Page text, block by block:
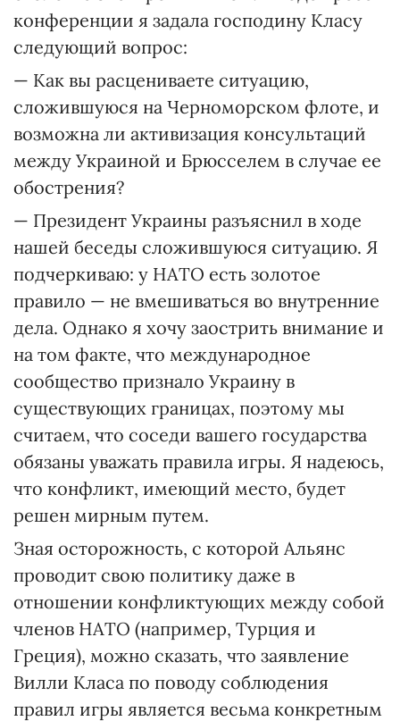
конференции я задала господину Класу
следующий вопрос:
— Как вы расцениваете ситуацию,
сложившуюся на Черноморском флоте, и
возможна ли активизация консультаций
между Украиной и Брюсселем в случае ее
обострения?
— Президент Украины разъяснил в ходе
нашей беседы сложившуюся ситуацию. Я
подчеркиваю: у НАТО есть золотое
правило — не вмешиваться во внутренние
дела. Однако я хочу заострить внимание и
на том факте, что международное
сообщество признало Украину в
существующих границах, поэтому мы
считаем, что соседи вашего государства
обязаны уважать правила игры. Я надеюсь,
что конфликт, имеющий место, будет
решен мирным путем.
Зная осторожность, с которой Альянс
проводит свою политику даже в
отношении конфликтующих между собой
членов НАТО (например, Турция и
Греция), можно сказать, что заявление
Вилли Класа по поводу соблюдения
правил игры является весьма конкретным